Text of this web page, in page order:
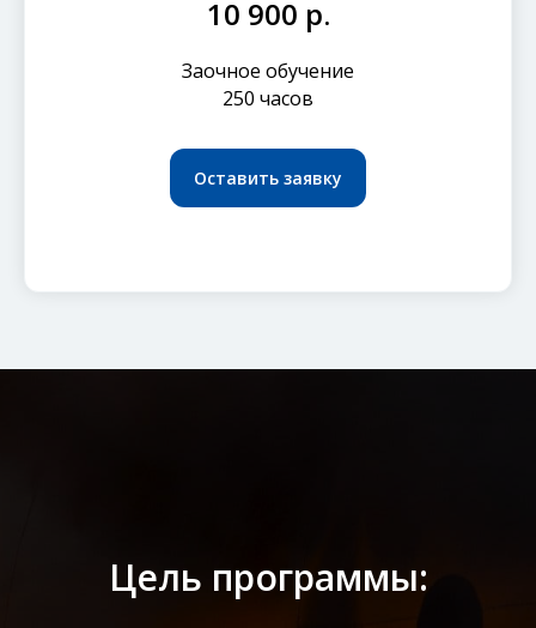
10 900 р.
Заочное обучение
250 часов
Оставить заявку
Цель программы: